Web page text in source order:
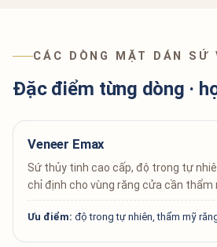
CÁC DÒNG MẶT DÁN SỨ
Đặc điểm từng dòng ·
Veneer Emax
Sứ thủy tinh cao cấp, độ trong tự
chỉ định cho vùng răng cửa cần thẩm
Ưu điểm: độ trong tự nhiên, thẩm mỹ